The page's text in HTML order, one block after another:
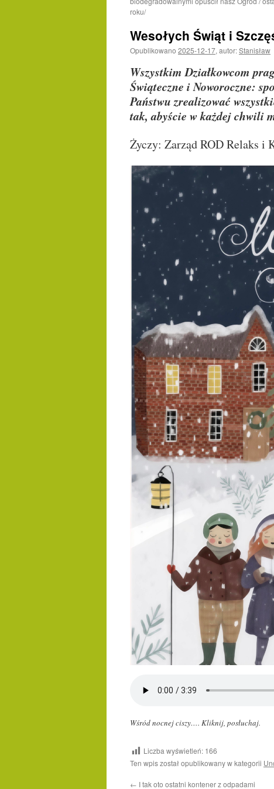
roku/
Wesołych Świąt i
Opublikowano 2025-12-17, autor:Stanisław
Wszystkim Działkowcom
Świąteczne i Noworoczne:
Państwu zrealizować
tak, abyście w każdej chwili
Życzy: Zarząd ROD Relaks i
Wśród nocnej ciszy…. Kliknij, posłuchaj.
Liczba wyświetleń: 166
Ten wpis został opublikowany w kategorii
← I tak oto ostatni kontener z odpadami